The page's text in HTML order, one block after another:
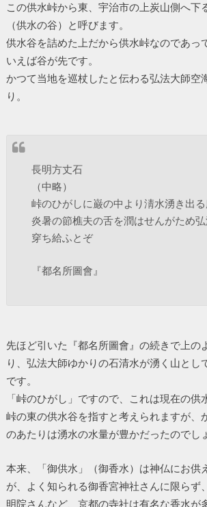
この供水峠から東、宇治市の上炭山側へ下
（供水の谷）と呼びます。
供水谷を詰めた上だから供水峠なのであっ
いえば谷が先です。
かつて当地を巡杖したと伝わる弘法大師空
り。
長明方丈石
（中略）
峠のひがしに巌の中より淸水湧き出る
炎暑の節樵夫の舌を潤はせんがため
穿ち給ふとぞ
『都名所圖會』
先ほど引いた『都名所圖會』の続きで上の
り、弘法大師ゆかりの石清水が湧く山とし
です。
「峠のひがし」ですので、これは現在の供
峠の東の供水谷を指すと考えられますが、
のあたりは湧水の水量が豊かだったのでし
本来、「御供水」（御香水）は神仏にお供
が、よく知られる御香宮神社さんに限らず
明院さんなど、京都の寺社は有名な香水が